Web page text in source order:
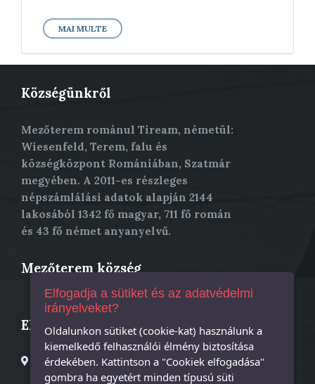
MAI MULTE
Községünkről
Mezőterem románul Tiream, németül:
Wiesenfeld, Terem, falu és
községközpont Romániában, Szatmár
megyében. A 2011-es részleges
népszámlálási adatok alapján 2144
lakosából 1342 fő magyar, 711 fő román
és 43 fő német anyanyelvű.
Mezőterem község
Elérhetőség
Mezőterem Polgármesteri Hivatal; Mezőterem, Fő utca,
25 szám;
Elfogadja a sütiket és az adatvédelmi
irányelveket?
Oldalunkon sütiket (cookie-kat) használunk a
kiemelkedő felhasználói élmény biztosítása
érdekében. Kattintson a "Cookiek elfogadása"
gombra ha egyetért minden típusú süti